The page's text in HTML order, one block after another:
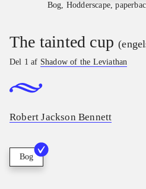
Bog, Hodderscape,
The tainted cup
Del 1 af Shadow of the Leviathan
Robert Jackson Bennett
Bog